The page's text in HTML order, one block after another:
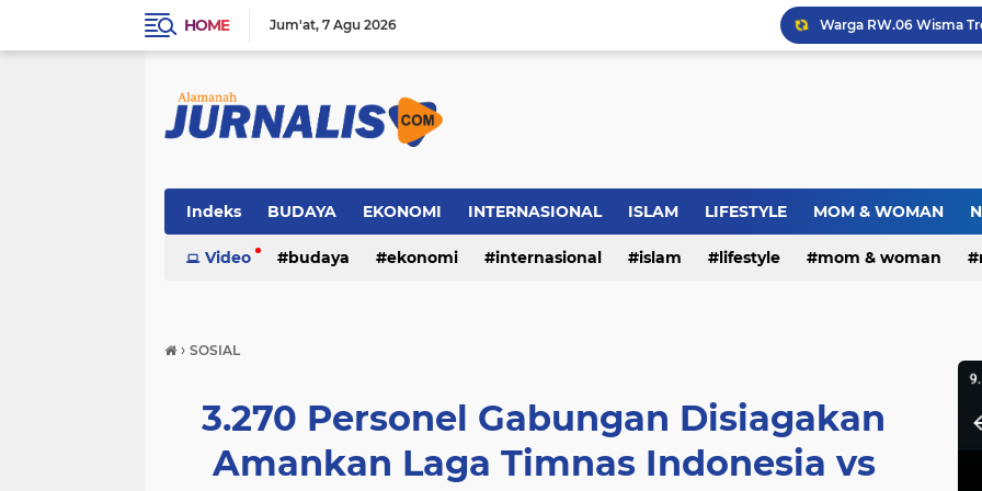
HOME Jum'at 7 Agu 2026
Jambret Tas Mahasiswi
Warga RW.06 Wisma
Indeks BUDAYA EKONOMI INTERNASIONAL ISLAM LIFESTYLE MOM & WOMAN
SOSIAL WISATA
Video budaya ekonomi internasional islam lifestyle mom & woman
› SOSIAL
3.270 Personel Gabungan Disiagakan
Amankan Laga Timnas Indonesia vs